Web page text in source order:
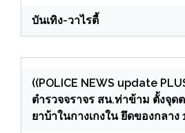
บันเทิง-วาไรตี้
((POLICE NEWS update
ตำรวจจราจร สน.ท่าข้าม ตั้งจุด
ยาบ้าในกางเกงใน ยึดของกลาง